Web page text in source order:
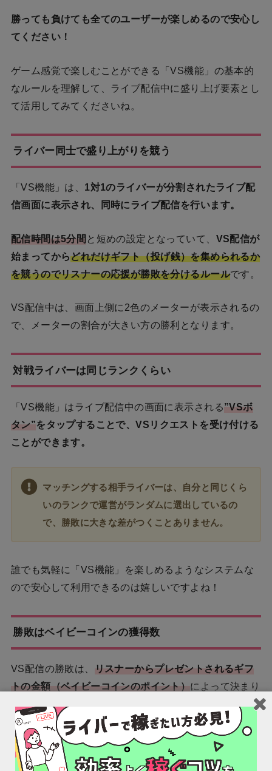
勝っても負けても全てのユーザーが楽しめるので安心し
てください！
ゲーム感覚で楽しむことができる「VS機能」の基本的
なルールを理解して、ライブ配信中に盛り上げ要素とし
て活用してみてくださいね。
ライバー同士で盛り上がりを競う
「VS機能」は、 1対1のライバーが分割されたライブ配
信画面に表示され、同時にライブ配信を行います。
配信時間は5分間 と短めの設定となっていて、 VS配信が
始まってからどれだけギフト（投げ銭）を集められるか
を競うのでリスナーの応援が勝敗を分けるルールです。
VS配信中は、画面上側に2色のメーターが表示されるの
で、メーターの割合が大きい方の勝利となります。
対戦ライバーは同じランクくらい
「VS機能」はライブ配信中の画面に表示される”VSボ
タン”をタップすることで、VSリクエストを受け付ける
ことができます。
マッチングする相手ライバーは、自分と同じくら
いのランクで運営がランダムに選出しているの
で、勝敗に大きな差がつくことありません。
誰でも気軽に「VS機能」を楽しめるようなシステムな
ので安心して利用できるのは嬉しいですよね！
勝敗はベイビーコインの獲得数
VS配信の勝敗は、
リスナーからプレゼントされるギフ
トの金額（ベイビーコインのポイント） によって決まり
ただし、VS配信中にどちらかのライバーが退出
したり、通信エラーで終了してしまったりするこ